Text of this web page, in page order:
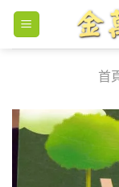
Skip
content
首